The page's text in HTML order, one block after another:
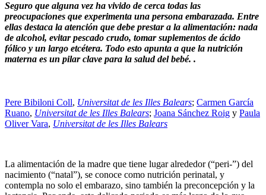
Seguro que alguna vez ha vivido de cerca todas las
preocupaciones que experimenta una persona embarazada. Entre
ellas destaca la atención que debe prestar a la alimentación: nada
de alcohol, evitar pescado crudo, tomar suplementos de ácido
fólico y un largo etcétera. Todo esto apunta a que la nutrición
materna es un pilar clave para la salud del bebé. .
Pere Bibiloni Coll, Universitat de les Illes Balears; Carmen García
Ruano, Universitat de les Illes Balears; Joana Sánchez Roig y Paula
Oliver Vara, Universitat de les Illes Balears
La alimentación de la madre que tiene lugar alrededor (“peri-”) del
nacimiento (“natal”), se conoce como nutrición perinatal, y
contempla no solo el embarazo, sino también la preconcepción y la